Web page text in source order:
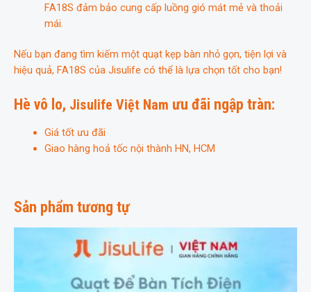
FA18S đảm bảo cung cấp luồng gió mát mẻ và thoải
mái.
Nếu bạn đang tìm kiếm một quạt kẹp bàn nhỏ gọn, tiện lợi và
hiệu quả, FA18S của Jisulife có thể là lựa chọn tốt cho bạn!
Hè vô lo, Jisulife Việt Nam ưu đãi ngập tràn:
Giá tốt ưu đãi
Giao hàng hoả tốc nội thành HN, HCM
Sản phẩm tương tự